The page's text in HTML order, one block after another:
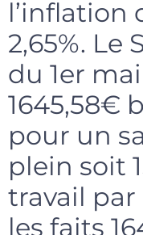
l’inflation
2,65%. Le
du 1er
1645,58€
pour un
plein soit
travail par
les faits